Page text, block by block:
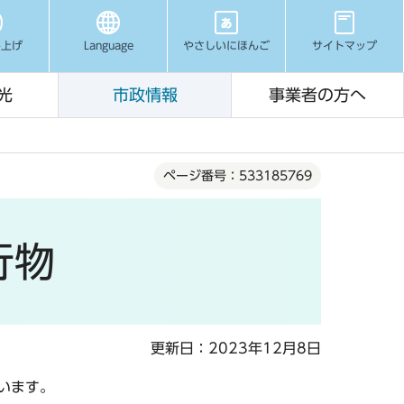
げ Language やさしいにほんご サイトマップ
市政情報 事業者の方へ
ページ番号：533185769
物
更新日：2023年12月8日
ます。